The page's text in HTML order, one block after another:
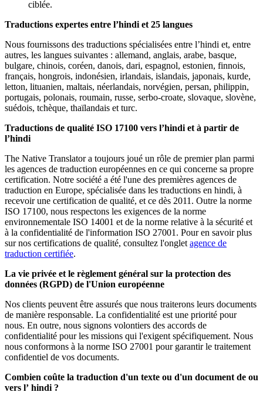
ciblée.
Traductions expertes entre l’hindi et 25 langues
Nous fournissons des traductions spécialisées entre l’hindi et, entre
autres, les langues suivantes : allemand, anglais, arabe, basque,
bulgare, chinois, coréen, danois, dari, espagnol, estonien, finnois,
français, hongrois, indonésien, irlandais, islandais, japonais, kurde,
letton, lituanien, maltais, néerlandais, norvégien, persan, philippin,
portugais, polonais, roumain, russe, serbo-croate, slovaque, slovène,
suédois, tchèque, thaïlandais et turc.
Traductions de qualité ISO 17100 vers l’hindi et à partir de
l’hindi
The Native Translator a toujours joué un rôle de premier plan parmi
les agences de traduction européennes en ce qui concerne sa propre
certification. Notre société a été l'une des premières agences de
traduction en Europe, spécialisée dans les traductions en hindi, à
recevoir une certification de qualité, et ce dès 2011. Outre la norme
ISO 17100, nous respectons les exigences de la norme
environnementale ISO 14001 et de la norme relative à la sécurité et
à la confidentialité de l'information ISO 27001. Pour en savoir plus
sur nos certifications de qualité, consultez l'onglet agence de
traduction certifiée.
La vie privée et le règlement général sur la protection des
données (RGPD) de l'Union européenne
Nos clients peuvent être assurés que nous traiterons leurs documents
de manière responsable. La confidentialité est une priorité pour
nous. En outre, nous signons volontiers des accords de
confidentialité pour les missions qui l'exigent spécifiquement. Nous
nous conformons à la norme ISO 27001 pour garantir le traitement
confidentiel de vos documents.
Combien coûte la traduction d'un texte ou d'un document de ou
vers l’ hindi ?